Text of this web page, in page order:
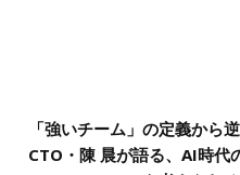
「強いチーム」の定義か
CTO・陳 晨が語る、AI時代